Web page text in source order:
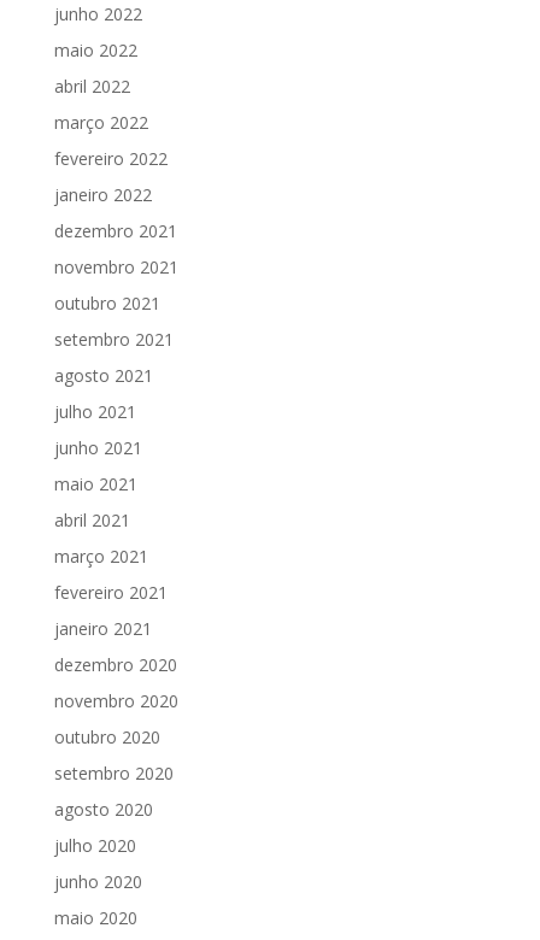
junho 2022
maio 2022
abril 2022
março 2022
fevereiro 2022
janeiro 2022
dezembro 2021
novembro 2021
outubro 2021
setembro 2021
agosto 2021
julho 2021
junho 2021
maio 2021
abril 2021
março 2021
fevereiro 2021
janeiro 2021
dezembro 2020
novembro 2020
outubro 2020
setembro 2020
agosto 2020
julho 2020
junho 2020
maio 2020